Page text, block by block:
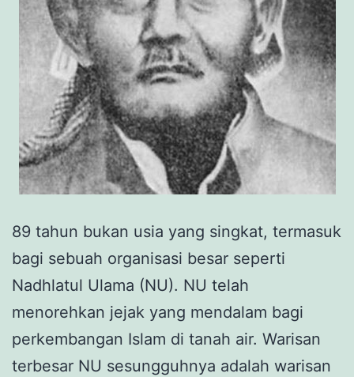
89 tahun bukan usia yang singkat, termasuk
bagi sebuah organisasi besar seperti
Nadhlatul Ulama (NU). NU telah
menorehkan jejak yang mendalam bagi
perkembangan Islam di tanah air. Warisan
terbesar NU sesungguhnya adalah warisan